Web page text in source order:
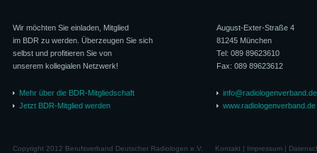
Wir möchten Sie einladen, Mitglied
im BDR zu werden. Überzeugen Sie sich
selbst und profitieren Sie von
unserem kollegialen Netzwerk!
Mehr über die BDR-Mitgliedschaft
Jetzt BDR-Mitglied werden
August-Exter-Straße 4
81245 München
Tel: 089 89623610
Fax: 089 89623612
info@radiologenverband.de
www.radiologenverband.de
Copyright 2012 Berufsverband Deutscher Radiologen e.V. Kontakt| Impressum|